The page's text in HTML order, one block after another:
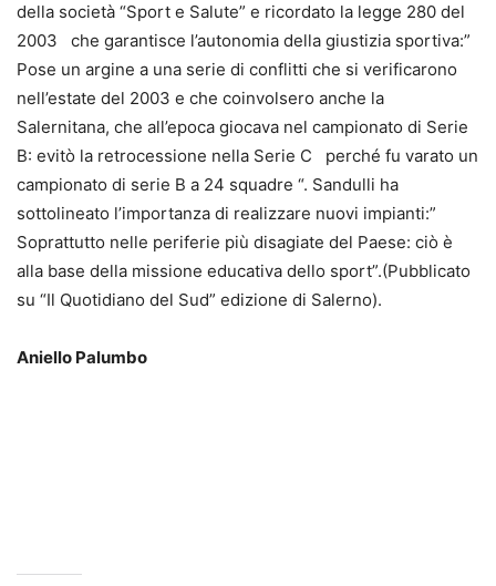
della società “Sport e Salute” e ricordato la legge 280 del
2003 che garantisce l’autonomia della giustizia sportiva:”
Pose un argine a una serie di conflitti che si verificarono
nell’estate del 2003 e che coinvolsero anche la
Salernitana, che all’epoca giocava nel campionato di Serie
B: evitò la retrocessione nella Serie C perché fu varato un
campionato di serie B a 24 squadre “. Sandulli ha
sottolineato l’importanza di realizzare nuovi impianti:”
Soprattutto nelle periferie più disagiate del Paese: ciò è
alla base della missione educativa dello sport”.(Pubblicato
su “Il Quotidiano del Sud” edizione di Salerno).
Aniello Palumbo